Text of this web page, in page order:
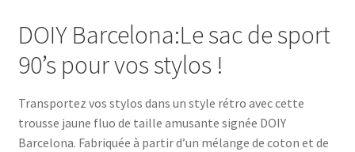
DOIY Barcelona:Le sac de sport
90’s pour vos stylos !
Transportez vos stylos dans un style rétro avec cette
trousse jaune fluo de taille amusante signée DOIY
Barcelona. Fabriquée à partir d’un mélange de coton et de